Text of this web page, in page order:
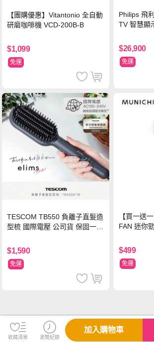
【團購優惠】Vitantonio 全自動
研磨咖啡機 VCD-200B-B
$1,099
免運
Philips 飛
TV 智慧顯
$26,900
免運
TESCOM TB550 負離子直髮造
型梳 國際電壓 公司貨 保固一年
$1,590
免運
【買一送
FAN 迷你
$499
免運
收藏清單 瀏覽紀錄
加入購物車